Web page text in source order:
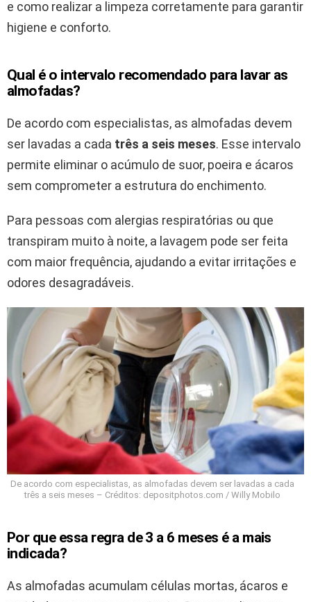
e como realizar a limpeza corretamente para garantir
higiene e conforto.
Qual é o intervalo recomendado para lavar as
almofadas?
De acordo com especialistas, as almofadas devem
ser lavadas a cada três a seis meses. Esse intervalo
permite eliminar o acúmulo de suor, poeira e ácaros
sem comprometer a estrutura do enchimento.
Para pessoas com alergias respiratórias ou que
transpiram muito à noite, a lavagem pode ser feita
com maior frequência, ajudando a evitar irritações e
odores desagradáveis.
De acordo com especialistas, as almofadas devem ser lavadas a cada
três a seis meses – Créditos: depositphotos.com / Willy Mobilo
Por que essa regra de 3 a 6 meses é a mais
indicada?
As almofadas acumulam células mortas, ácaros e